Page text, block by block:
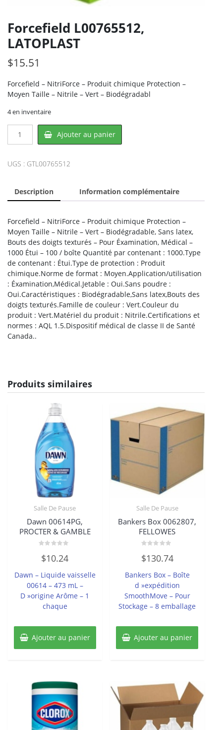
Forcefield L00765512,
LATOPLAST
$15.51
Forcefield – NitriForce – Produit chimique Protection –
Moyen Taille – Nitrile – Vert – Biodégradabl
4 en inventaire
L00765512,
Ajouter au panier
UGS : GTL00765512
Description Information complémentaire
Forcefield – NitriForce – Produit chimique Protection –
Moyen Taille – Nitrile – Vert – Biodégradable, Sans latex,
Bouts des doigts texturés – Pour Éxamination, Médical –
1000 Étui – 100 / boîte Quantité par contenant : 1000.Type
de contenant : Étui.Type de protection : Produit
chimique.Norme de format : Moyen.Application/utilisation
: Éxamination,Médical.Jetable : Oui.Sans poudre :
Oui.Caractéristiques : Biodégradable,Sans latex,Bouts des
doigts texturés.Famille de couleur : Vert.Couleur du
produit : Vert.Matériel du produit : Nitrile.Certifications et
normes : AQL 1.5.Dispositif médical de classe II de Santé
Canada..
Produits similaires
Salle De Pause
Dawn 00614PG,
PROCTER & GAMBLE
0
sur
$10.24
Dawn – Liquide vaisselle
00614 – 473 mL –
D »origine Arôme – 1
chaque
Ajouter au panier
Salle De Pause
Bankers Box 0062807,
FELLOWES
0
sur
$130.74
Bankers Box – Boîte
d »expédition
SmoothMove – Pour
Stockage – 8 emballage
Ajouter au panier